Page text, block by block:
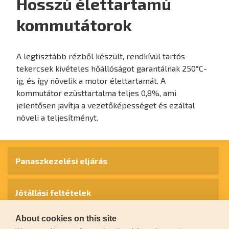
kommutátorok
A legtisztább rézből készült, rendkívül tartós
tekercsek kivételes hőállóságot garantálnak 250°C-
ig, és így növelik a motor élettartamát. A
kommutátor ezüsttartalma teljes 0,8%, ami
jelentősen javítja a vezetőképességet és ezáltal
növeli a teljesítményt.
Panaszkezelési eljárás
Jótállási feltételek
Személyes adatok védelme
About cookies on this site